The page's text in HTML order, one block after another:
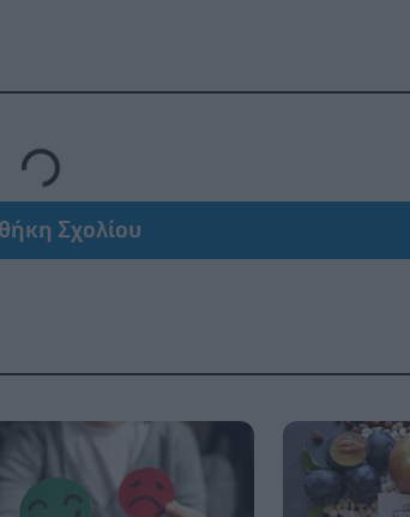
Loading...
Σχολίου